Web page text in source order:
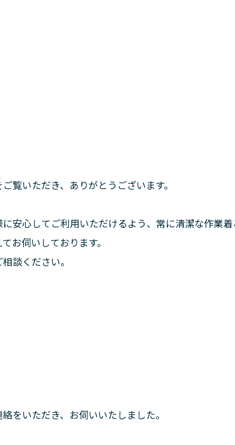
覧いただき、ありがとうございます。
安心してご利用いただけるよう、常に清潔な作業
お伺いしております。
談ください。
をいただき、お伺いいたしました。